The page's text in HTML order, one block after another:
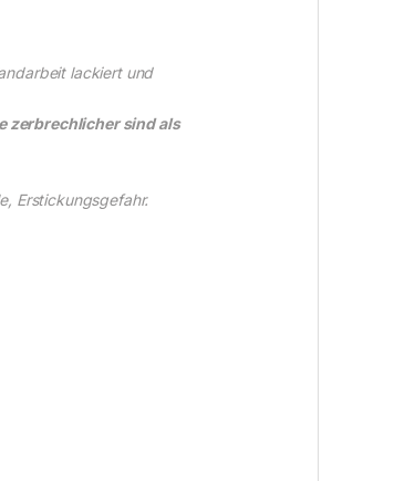
lackiert und
zerbrechlicher sind als
Erstickungsgefahr.